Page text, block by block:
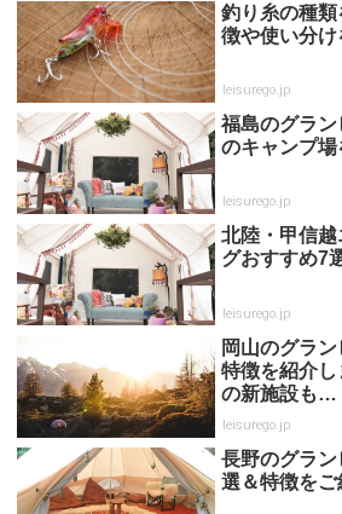
釣り糸の種
徴や使い分け
leisurego.jp
福島のグラ
のキャンプ場
leisurego.jp
北陸・甲信
グおすすめ7
leisurego.jp
岡山のグラ
特徴を紹介
の新施設も…
leisurego.jp
長野のグラ
選＆特徴をご